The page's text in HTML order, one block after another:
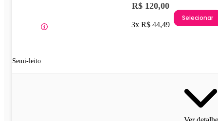
Semi-leito
R$ 120,00
3x R$ 44,49
Selecionar